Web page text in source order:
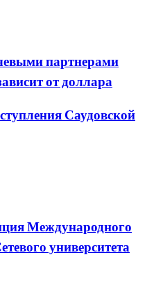
партнерами
от доллара
Саудовской
Международного
университета